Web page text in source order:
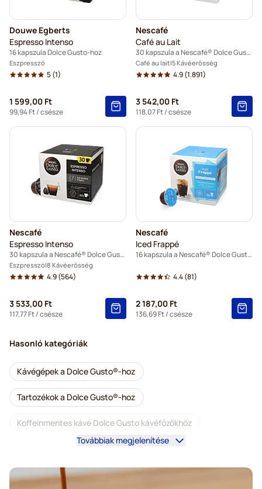
Douwe Egberts
Espresso Intenso
16 kapszula Dolce Gusto-hoz
Eszpresszó
5(1)
1 599,00 Ft
99,94 Ft/ csésze
Nescafé
Café au Lait
30 kapszula a Nescafé® Dolce Gusto termékhez
Café au lait 5 Kávéerősség
4.9(1.891)
3 542,00 Ft
118,07 Ft/ csésze
Nescafé
Espresso Intenso
30 kapszula a Nescafé® Dolce Gusto termékhez
Eszpresszó 8 Kávéerősség
4.9(564)
3 533,00 Ft
117,77 Ft/ csésze
Nescafé
Iced Frappé
16 kapszula a Nescafé® Dolce Gusto termékhez
4.4(81)
2 187,00 Ft
136,69 Ft/ csésze
Hasonló kategóriák
Kávégépek a Dolce Gusto®-hoz
Tartozékok a Dolce Gusto®-hoz
Koffeinmentes kávé Dolce Gusto kávéfőzőkhöz
Vízkőoldás és tisztítás Dolce Gusto-hoz
Segafredo kapszulák Dolce Gusto kávéfőzőkhöz
Továbbiak megjelenítése